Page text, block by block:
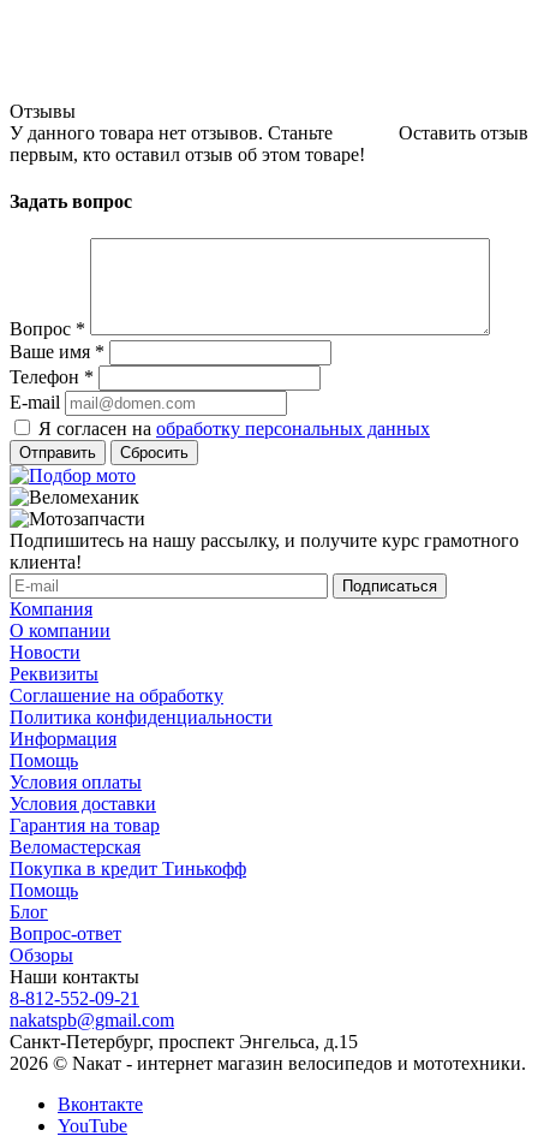
Отзывы
Оставить отзыв
У данного товара нет отзывов. Станьте
первым, кто оставил отзыв об этом товаре!
Задать вопрос
Вопрос *
Ваше имя *
Телефон *
E-mail
Я согласен на обработку персональных данных
Сбросить
Подпишитесь на нашу рассылку, и получите курс грамотного
клиента!
Компания
О компании
Новости
Реквизиты
Соглашение на обработку
Политика конфиденциальности
Информация
Помощь
Условия оплаты
Условия доставки
Гарантия на товар
Веломастерская
Покупка в кредит Тинькофф
Помощь
Блог
Вопрос-ответ
Обзоры
Наши контакты
8-812-552-09-21
nakatspb@gmail.com
Санкт-Петербург, проспект Энгельса, д.15
2026 © Nакат - интернет магазин велосипедов и мототехники.
Вконтакте
YouTube